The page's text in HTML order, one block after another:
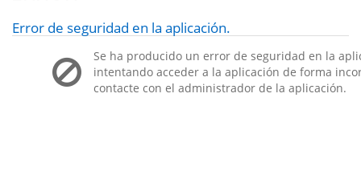
Error de seguridad en la aplicación.
Se ha producido un error de seguridad en la
intentando acceder a la aplicación de forma
contacte con el administrador de la aplicación.